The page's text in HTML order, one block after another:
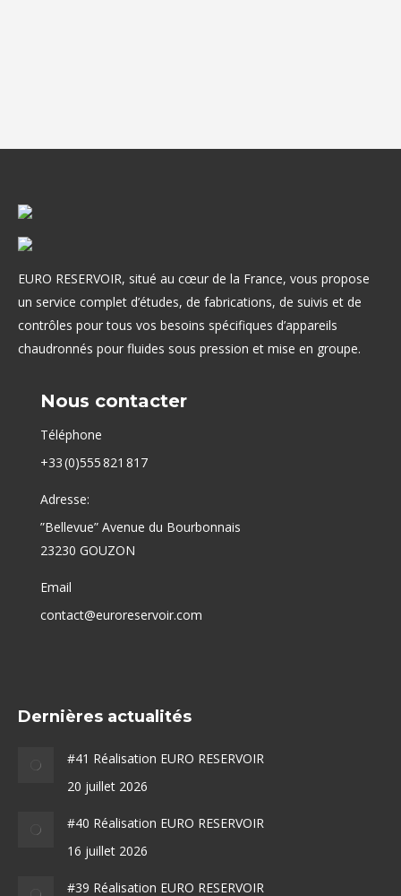
EURO RESERVOIR, situé au cœur de la France, vous propose
un service complet d’études, de fabrications, de suivis et de
contrôles pour tous vos besoins spécifiques d’appareils
chaudronnés pour fluides sous pression et mise en groupe.
Nous contacter
Téléphone
+33 (0)555 821 817
Adresse:
”Bellevue” Avenue du Bourbonnais
23230 GOUZON
Email
contact@euroreservoir.com
Dernières actualités
#41 Réalisation EURO RESERVOIR
20 juillet 2026
#40 Réalisation EURO RESERVOIR
16 juillet 2026
#39 Réalisation EURO RESERVOIR